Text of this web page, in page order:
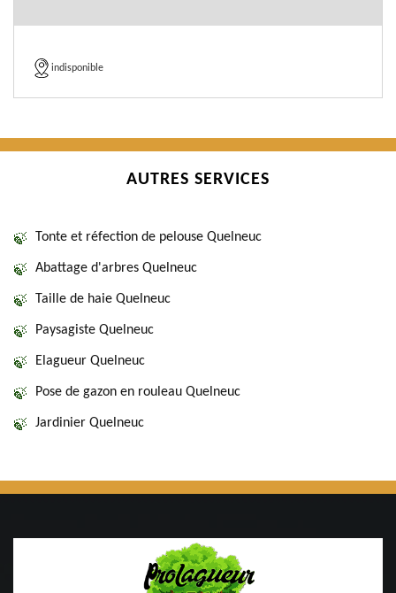
indisponible
AUTRES SERVICES
Tonte et réfection de pelouse Quelneuc
Abattage d'arbres Quelneuc
Taille de haie Quelneuc
Paysagiste Quelneuc
Elagueur Quelneuc
Pose de gazon en rouleau Quelneuc
Jardinier Quelneuc